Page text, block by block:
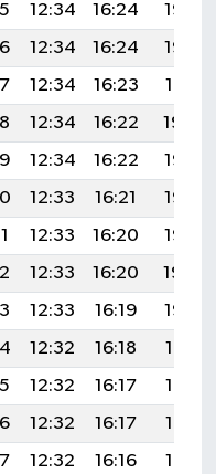
12:34 16:24
19:33
12:34 16:24
19:32
12:34 16:23
19:31
12:34 16:22
19:29
12:34 16:22
19:28
12:33 16:21
19:27
12:33 16:20
19:25
12:33 16:20
19:24
12:33 16:19
19:22
12:32 16:18
19:21
12:32 16:17
19:19
12:32 16:17
19:18
12:32 16:16 19:16